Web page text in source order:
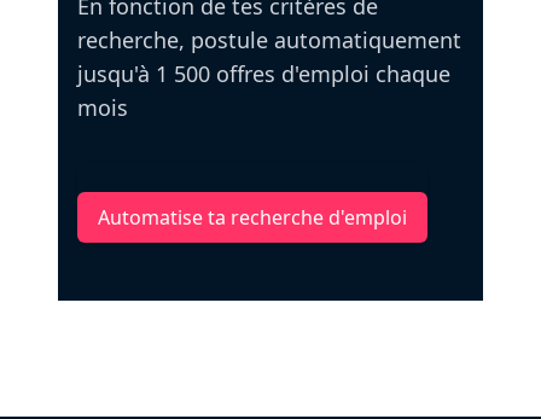
En fonction de tes critères de
recherche, postule automatiquement
jusqu'à 1 500 offres d'emploi chaque
mois
Automatise ta recherche d'emploi